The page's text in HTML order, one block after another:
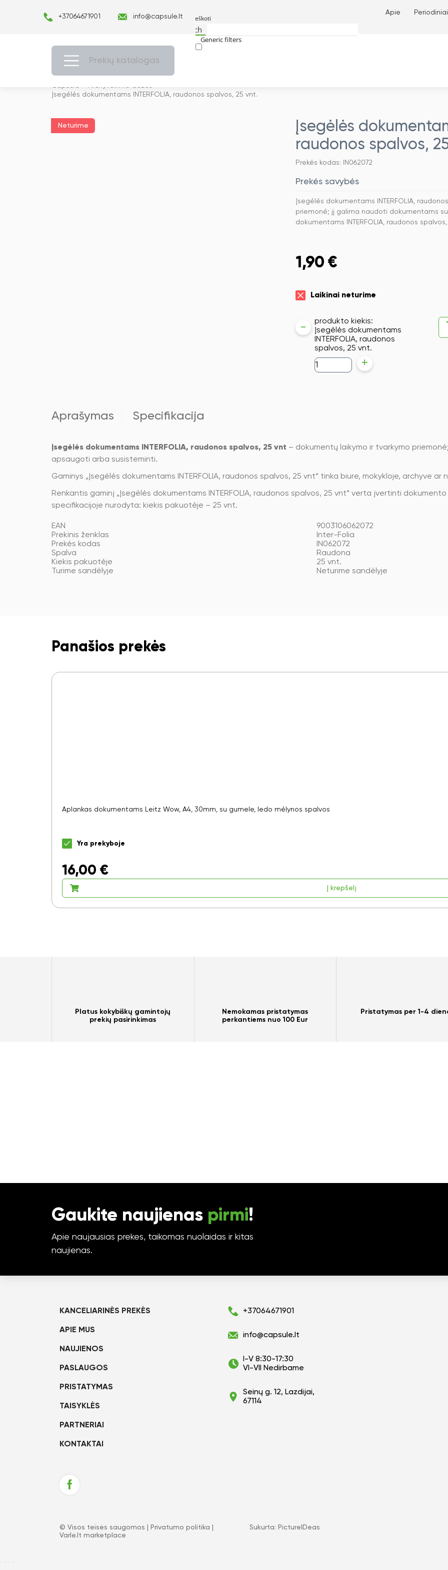
+37064671901 info@capsule.lt
Search
Generic filters
Apie
Prekių katalogas
Capsulė Archyvavimo dėžės
Įsegėlės dokumentams INTERFOLIA, raudonos spalvos, 25 vnt.
Neturime
Įsegėlės
raudonos spalvos,
Prekės kodas: IN062072
Prekės savybės
Įsegėlės dokumentams INTERFOLIA,
priemonė; jį galima naudoti dokumentams
dokumentams INTERFOLIA, raudonos
1,90 €
Laikinai neturime
produkto kiekis:
Įsegėlės dokumentams
INTERFOLIA, raudonos
spalvos, 25 vnt.
-
+
Aprašymas Specifikacija
Įsegėlės dokumentams INTERFOLIA, raudonos spalvos, 25 vnt – dokumentų laikymo ir tvarkymo
apsaugoti arba susisteminti.
Gaminys „Įsegėlės dokumentams INTERFOLIA, raudonos spalvos, 25 vnt“ tinka biure, mokykloje, archyve ar
Renkantis gaminį „Įsegėlės dokumentams INTERFOLIA, raudonos spalvos, 25 vnt“ verta įvertinti
specifikacijoje nurodyta: kiekis pakuotėje – 25 vnt.
EAN
9003106062072
Prekinis ženklas
Inter-Folia
Prekės kodas
IN062072
Spalva
Raudona
Kiekis pakuotėje
25 vnt.
Turime sandėlyje
Neturime sandėlyje
Panašios prekės
Aplankas dokumentams Leitz Wow, A4, 30mm, su gumele, ledo mėlynos spalvos
Yra prekyboje
16,00 €
Į krepšelį
Platus kokybiškų gamintojų
prekių pasirinkimas
Nemokamas pristatymas
perkantiems nuo 100 Eur
Pristatymas per 1-4
Gaukite naujienas pirmi!
Apie naujausias prekes, taikomas nuolaidas ir kitas
naujienas.
KANCELIARINĖS PREKĖS
APIE MUS
NAUJIENOS
PASLAUGOS
PRISTATYMAS
TAISYKLĖS
PARTNERIAI
KONTAKTAI
+37064671901
info@capsule.lt
I-V 8:30-17:30
VI-VII Nedirbame
Seinų g. 12, Lazdijai,
67114
© Visos teisės saugomos | Privatumo politika
Varle.lt marketplace
Sukurta: PictureIDeas